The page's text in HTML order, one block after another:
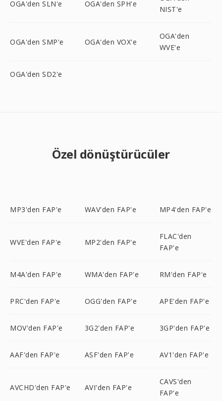
OGA'den SLN'e OGA'den SPH'e
NIST'e
OGA'den SMP'e OGA'den VOX'e
OGA'den
WVE'e
OGA'den SD2'e
Özel dönüştürücüler
MP3'den FAP'e WAV'den FAP'e MP4'den FAP'e
WVE'den FAP'e MP2'den FAP'e
FLAC'den
FAP'e
M4A'den FAP'e WMA'den FAP'e RM'den FAP'e
PRC'den FAP'e OGG'den FAP'e APE'den FAP'e
MOV'den FAP'e 3G2'den FAP'e 3GP'den FAP'e
AAF'den FAP'e ASF'den FAP'e AV1'den FAP'e
AVCHD'den FAP'e AVI'den FAP'e
CAVS'den
FAP'e